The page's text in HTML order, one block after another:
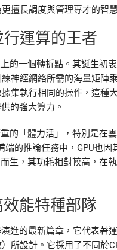
擅長調度與管理專才的智
運算的王者
的一個轉折點。其誕生
神經網絡所需的海量矩陣
集執行相同的操作，這種
的強大算力。
的「體力活」，特別是在
端的推論任務中，GPU也
生，其功耗相對較高，在
能特種部隊
進的最新篇章，它代表著
所設計。它採用了不同於